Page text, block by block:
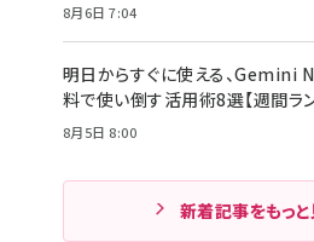
8月6日 7:04
明日からすぐに使える、
料で使い倒す活用術8選【週間ラン
8月5日 8:00
新着記事をもっ